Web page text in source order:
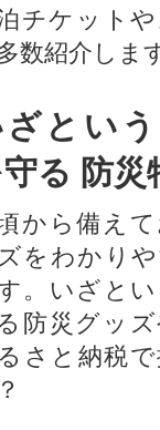
チケット
数紹介しま
ざとい
る 防災
から備え
をわかり
。いざと
防災グッ
さと納税